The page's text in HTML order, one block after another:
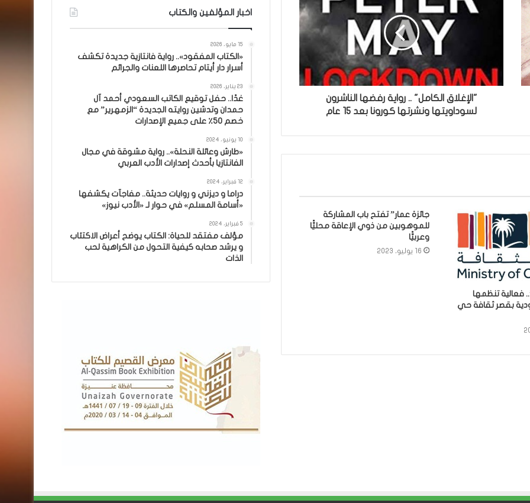
"الإغلاق الكامل" .. رواية رفضها الناشرون
لسوداويتها ونشرتها كورونا بعد 15 عام
فعالية تنظمها
بقصر ثقافة حي
جائزة عمار” تفتح باب المشاركة
للموهوبين من ذوي الإعاقة محليًّا
وعربيًّا
16 يوليو، 2023
اخبار المؤلفين والكتاب
15 مايو، 2026
«الكتاب المفقود».. رواية فانتازية جديدة تكشف
أسرار دار أيتام تحاصرها اللعنات والجرائم
23 يناير، 2026
غدًا.. حفل توقيع الكاتب السعودي أحمد آل
حمدان وتدشين روايته الجديدة “الزمهرير” مع
خصم 50٪ على جميع الإصدارات
10 يونيو، 2024
«طارش وعائلة النحلة».. رواية مشوقة في مجال
الفانتازيا بأحدث إصدارات الأدب العربي
12 فبراير، 2024
دراما و ديزني و روايات حديثة.. مفاجآت يكشفها
«أسامة المسلم» في حوار لـ «الأدب نيوز»
5 فبراير، 2024
مؤلف مفتقد للحياة: الكتاب يوضح أعراض الاكتئاب
و يرشد صحابه كيفية التحول من الكراهية لحب
الذات